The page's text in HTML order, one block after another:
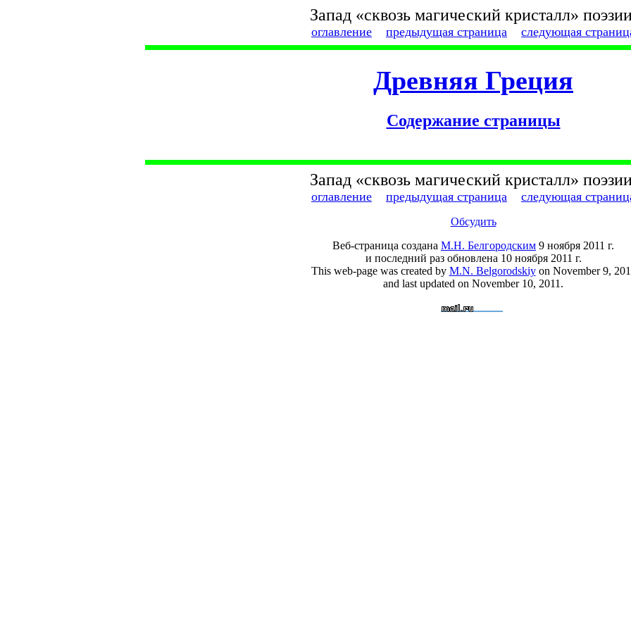
Запад «сквозь магический кристалл»
оглавление предыдущая страница следующая
Древняя Греция
Cодержание страницы
Запад «сквозь магический кристалл»
оглавление предыдущая страница следующая
Обсудить
Веб-страница создана М.Н. Белгородским 9 ноября 2011 г.
и последний раз обновлена 10 ноября 2011 г.
This web-page was created by M.N. Belgorodskiyon November 9,
and last updated on November 10, 2011.